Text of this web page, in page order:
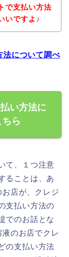
で支払い方法
いですよ♪
法について調べ
い方法に
ら
て、１つ注意
ることは、あ
店が、クレジ
支払い方法の
でのお話とな
のお店でクレ
の支払い方法